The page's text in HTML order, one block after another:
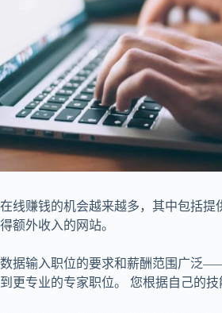
在线赚钱的机会越来越多，其中包括提
得额外收入的网站。
数据输入职位的要求和薪酬范围广泛
到更专业的专家职位。 您根据自己的技